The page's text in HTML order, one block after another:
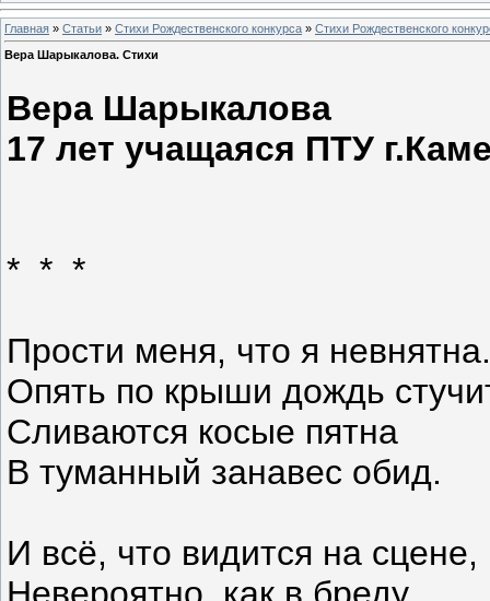
Главная » Статьи » Стихи Рождественского конкурса » Стихи Рождественского
Вера Шарыкалова. Стихи
Вера Шарыкалова
17 лет учащаяся ПТУ
* * *
Прости меня, что я невнятна.
Опять по крыши дождь
Сливаются косые пятна
В туманный занавес обид.
И всё, что видится на сцене,